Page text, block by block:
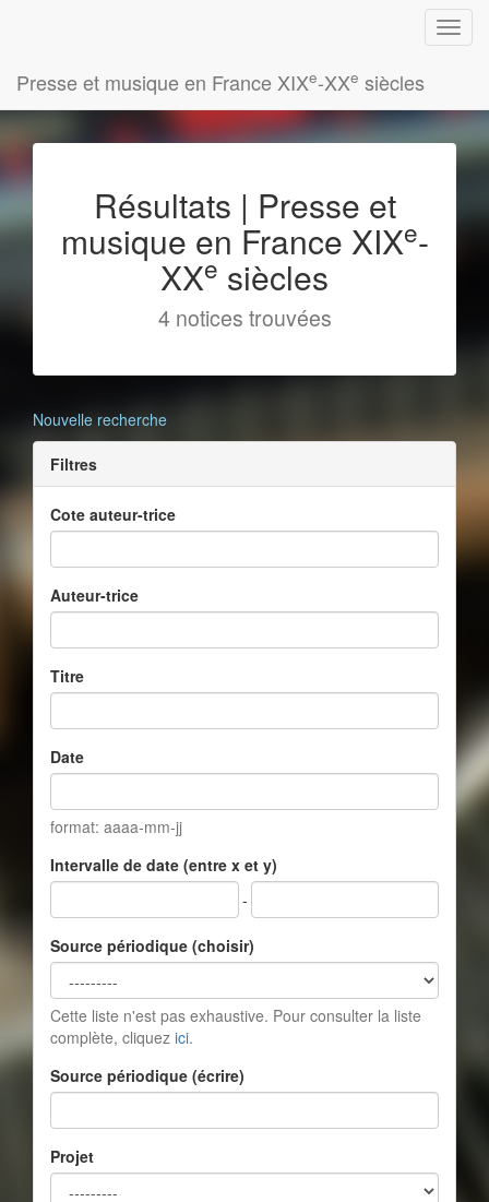
Presse et musique en France XIXe-XXe siècles
Résultats | Presse et
musique en France XIXe-
XXe siècles
4 notices trouvées
Nouvelle recherche
Filtres
Cote auteur-trice
Auteur-trice
Titre
Date
format: aaaa-mm-jj
Intervalle de date (entre x et y)
-
Source périodique (choisir)
Cette liste n'est pas exhaustive. Pour consulter la liste
complète, cliquez ici.
Source périodique (écrire)
Projet